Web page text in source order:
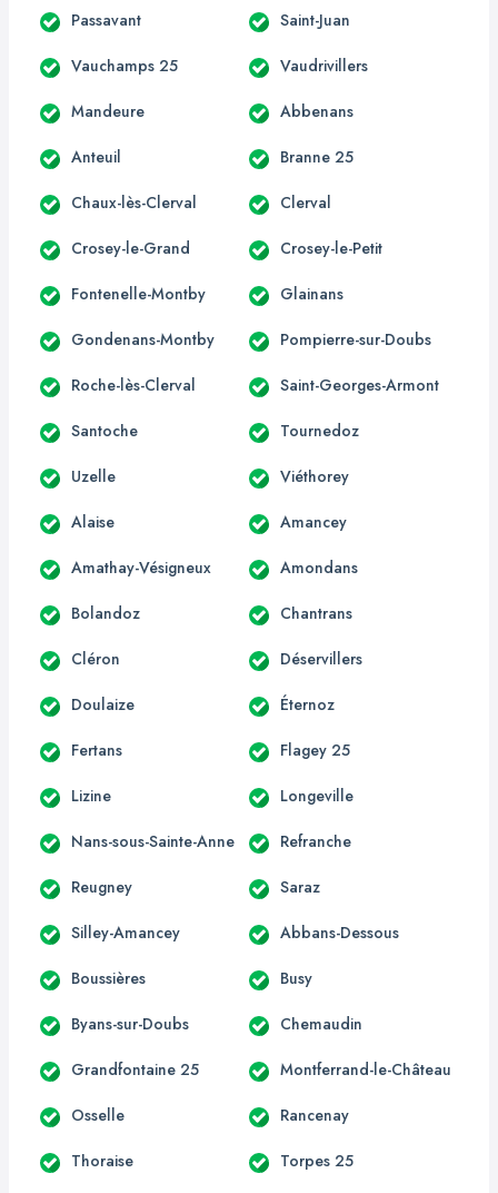
Passavant Saint-Juan
Vauchamps 25 Vaudrivillers
Mandeure Abbenans
Anteuil Branne 25
Chaux-lès-Clerval Clerval
Crosey-le-Grand Crosey-le-Petit
Fontenelle-Montby Glainans
Gondenans-Montby Pompierre-sur-Doubs
Roche-lès-Clerval Saint-Georges-Armont
Santoche Tournedoz
Uzelle Viéthorey
Alaise Amancey
Amathay-Vésigneux Amondans
Bolandoz Chantrans
Cléron Déservillers
Doulaize Éternoz
Fertans Flagey 25
Lizine Longeville
Nans-sous-Sainte-Anne Refranche
Reugney Saraz
Silley-Amancey Abbans-Dessous
Boussières Busy
Byans-sur-Doubs Chemaudin
Grandfontaine 25 Montferrand-le-Château
Osselle Rancenay
Thoraise Torpes 25